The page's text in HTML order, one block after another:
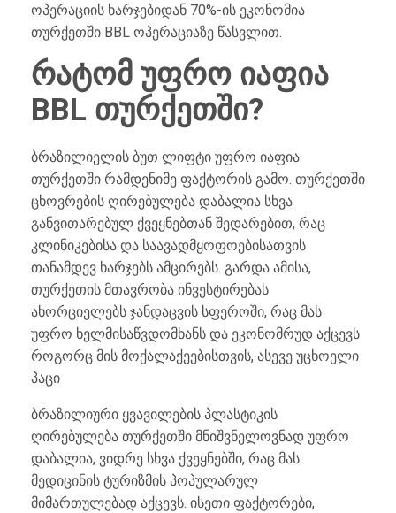
ოპერაციის ხარჯებიდან 70%-ის ეკონომია
თურქეთში BBL ოპერაციაზე წასვლით.
რატომ უფრო იაფია
BBL თურქეთში?
ბრაზილიელის ბუთ ლიფტი უფრო იაფია
თურქეთში რამდენიმე ფაქტორის გამო. თურქეთში
ცხოვრების ღირებულება დაბალია სხვა
განვითარებულ ქვეყნებთან შედარებით, რაც
კლინიკებისა და საავადმყოფოებისათვის
თანამდევ ხარჯებს ამცირებს. გარდა ამისა,
თურქეთის მთავრობა ინვესტირებას
ახორციელებს ჯანდაცვის სფეროში, რაც მას
უფრო ხელმისაწვდომხანს და ეკონომრუდ აქცევს
როგორც მის მოქალაქეებისთვის, ასევე უცხოელი
პაცი
ბრაზილიური ყვავილების პლასტიკის
ღირებულება თურქეთში მნიშვნელოვნად უფრო
დაბალია, ვიდრე სხვა ქვეყნებში, რაც მას
მედიცინის ტურიზმის პოპულარულ
მიმართულებად აქცევს. ისეთი ფაქტორები,